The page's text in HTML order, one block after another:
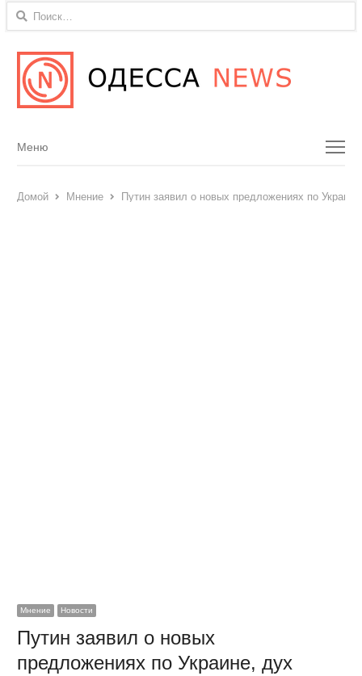
Найти:
Menu
Меню
Домой Мнение Путин заявил о новых предложениях по
Мнение Новости
Путин заявил о новых
предложениях по Украине, дух